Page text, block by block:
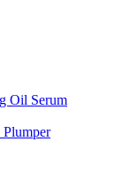
Oil Serum